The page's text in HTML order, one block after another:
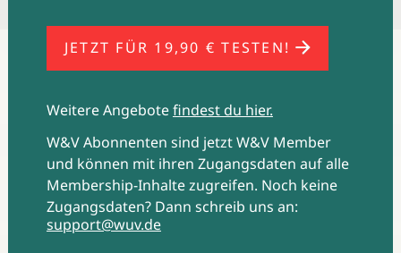
(Bild: W&V)JETZT FÜR 19,90 € TESTEN!
Weitere Angebotefindest du hier.
W&V Abonnenten sind jetzt W&V Member
und können mit ihren Zugangsdaten auf alle
Membership-Inhalte zugreifen. Noch keine
Zugangsdaten? Dann schreib uns an:
support@wuv.de